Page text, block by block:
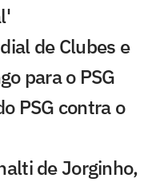
de Clubes e
para o PSG
PSG contra o
de Jorginho,